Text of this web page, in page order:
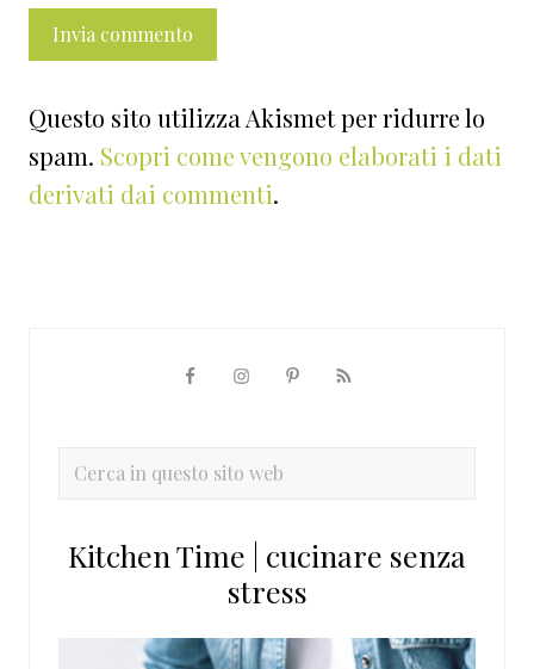
Questo sito utilizza Akismet per ridurre lo
spam. Scopri come vengono elaborati i dati
derivati dai commenti.
primaria
Cerca
sito
Kitchen Time | cucinare senza
stress